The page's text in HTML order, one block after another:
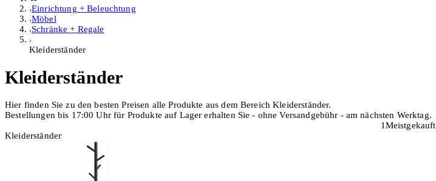
Einrichtung + Beleuchtung
Möbel
Schränke + Regale
Kleiderständer
Kleiderständer
Hier finden Sie zu den besten Preisen alle Produkte aus dem Bereich Kleiderständer.
Bestellungen bis 17:00 Uhr für Produkte auf Lager erhalten Sie - ohne Versandgebühr - am nächsten Werktag.
1Meistgekauft
Kleiderständer